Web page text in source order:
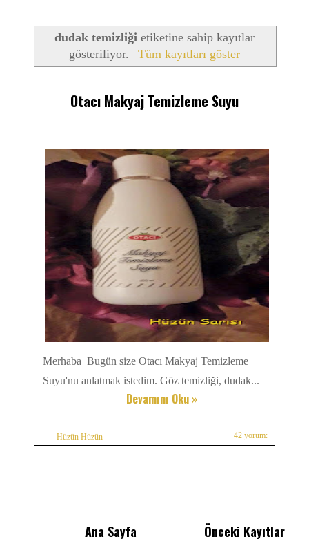
dudak temizliği etiketine sahip kayıtlar
gösteriliyor.
Tüm kayıtları göster
Otacı Makyaj Temizleme Suyu
Merhaba Bugün size Otacı Makyaj Temizleme
Suyu'nu anlatmak istedim. Göz temizliği, dudak...
Devamını Oku »
Hüzün Hüzün 42 yorum:
Önceki Kayıtlar
Ana Sayfa